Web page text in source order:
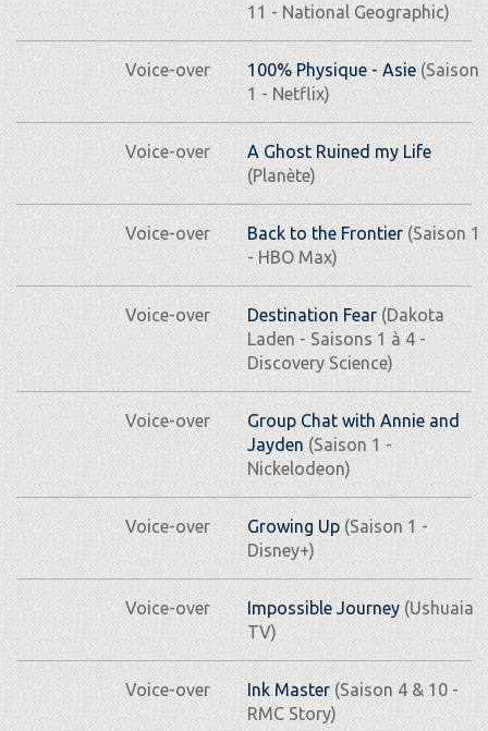
11 - National Geographic)
Voice-over 100% Physique - Asie (Saison
1 - Netflix)
Voice-over
A Ghost Ruined my Life
(Planète)
Voice-over Back to the Frontier(Saison 1
- HBO Max)
Voice-over Destination Fear(Dakota
Laden - Saisons 1 à 4 -
Discovery Science)
Voice-over
Group Chat with Annie and
Jayden (Saison 1 -
Nickelodeon)
Voice-over Growing Up(Saison 1 -
Disney+)
Voice-over Impossible Journey(Ushuaia
TV)
Voice-over Ink Master (Saison 4 & 10 -
RMC Story)